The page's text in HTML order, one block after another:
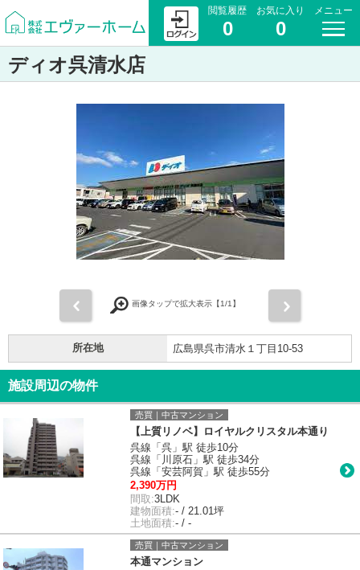
閲覧履歴
0
お気に入り
0
メニュー
ディオ呉清水店
画像タップで拡大表示【1/1】
所在地 広島県呉市清水１丁目10-53
施設周辺の物件
売買｜中古マンション
【上質リノベ】ロイヤルクリスタル本通り
呉線「呉」駅 徒歩10分
呉線「川原石」駅 徒歩34分
呉線「安芸阿賀」駅 徒歩55分
2,390万円
間取:3LDK
建物面積:- / 21.01坪
土地面積:- / -
売買｜中古マンション
本通マンション